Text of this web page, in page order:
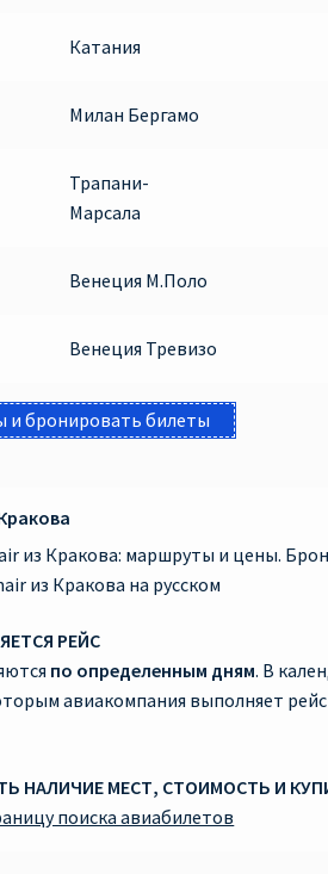
Катания
Милан Бергамо
Трапани-
Марсала
Венеция М.Поло
Венеция Тревизо
и бронировать билеты
из Кракова: маршруты и цены.
из Кракова на русском
РЕЙС
по определенным дням. В
авиакомпания выполняет
НАЛИЧИЕ МЕСТ, СТОИМОСТЬ И
поиска авиабилетов